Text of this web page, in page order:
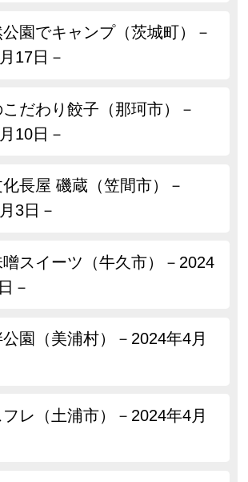
園でキャンプ（茨城町）－
17日－
だわり餃子（那珂市）－
10日－
化長屋 磯蔵（笠間市）－
3日－
スイーツ（牛久市）－2024
－
園（美浦村）－2024年4月
レ（土浦市）－2024年4月